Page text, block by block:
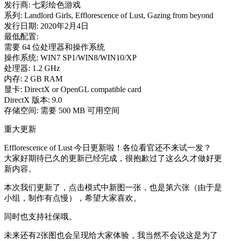
发行商: 七彩绘色游戏
系列: Landlord Girls, Efflorescence of Lust, Gazing from beyond
发行日期: 2020年2月4日
最低配置:
需要 64 位处理器和操作系统
操作系统: WIN7 SP1/WIN8/WIN10/XP
处理器: 1.2 GHz
内存: 2 GB RAM
显卡: DirectX or OpenGL compatible card
DirectX 版本: 9.0
存储空间: 需要 500 MB 可用空间
重大更新
Efflorescence of Lust 今日更新啦！各位看官还不来试一发？
大家好期待已久的更新已经完成，很抱歉过了这么久才做好更
新内容。
本次我们更新了，点击模式中新图一张，也是第六张（由于是
小组，制作有点慢），希望大家喜欢。
同时也支持社保哦。
未来还有2张图也会呈现给大家体验，我当然不会说这是为了